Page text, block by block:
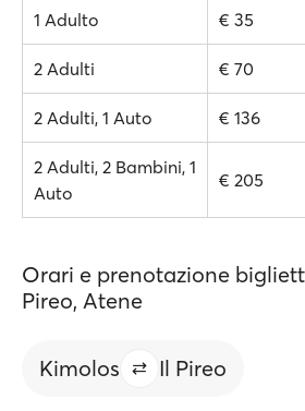
1 Adulto € 35
2 Adulti € 70
2 Adulti, 1 Auto € 136
2 Adulti, 2 Bambini, 1
Auto
€ 205
Orari e prenotazione
Pireo, Atene
Kimolos Il Pireo